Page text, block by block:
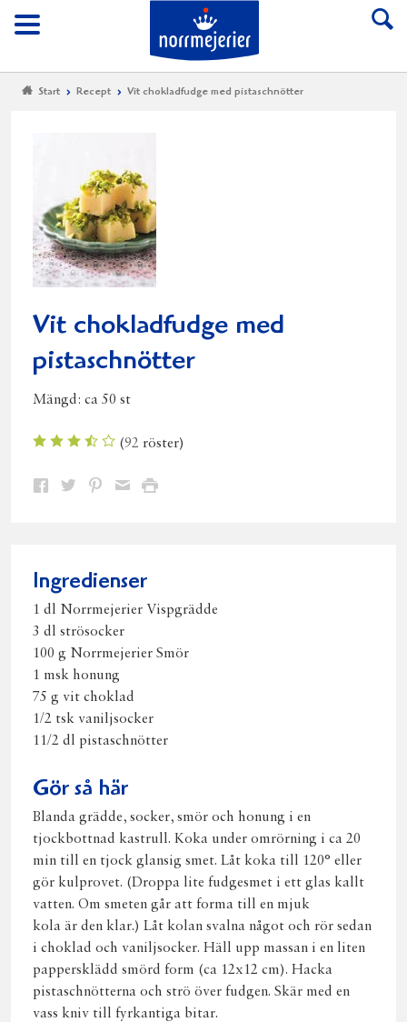
Meny
Till Norrmejerier
Start Recept Vit chokladfudge med pistaschnötter
Vit chokladfudge med
pistaschnötter
Mängd: ca 50 st
(92 röster)
Dela Dela Dela DelaSkriv
Ingredienser
1 dl Norrmejerier Vispgrädde
3 dl strösocker
100 g Norrmejerier Smör
1 msk honung
75 g vit choklad
1/2 tsk vaniljsocker
11/2 dl pistaschnötter
Gör så här
Blanda grädde, socker, smör och honung i en
tjockbottnad kastrull. Koka under omrörning i ca 20
min till en tjock glansig smet. Låt koka till 120° eller
gör kulprovet. (Droppa lite fudgesmet i ett glas kallt
vatten. Om smeten går att forma till en mjuk
kola är den klar.) Låt kolan svalna något och rör sedan
i choklad och vaniljsocker. Häll upp massan i en liten
pappersklädd smörd form (ca 12x12 cm). Hacka
pistaschnötterna och strö över fudgen. Skär med en
vass kniv till fyrkantiga bitar.